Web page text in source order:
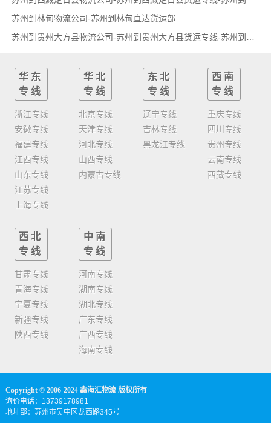
苏州到林甸物流公司-苏州到林甸直达货运部
华东
专线
浙江专线
安徽专线
福建专线
江西专线
山东专线
江苏专线
上海专线
华北
专线
北京专线
天津专线
河北专线
山西专线
内蒙古专线
东北
专线
辽宁专线
吉林专线
黑龙江专线
西南
专线
重庆专线
四川专线
贵州专线
云南专线
西藏专线
西北
专线
甘肃专线
青海专线
宁夏专线
新疆专线
陕西专线
中南
专线
河南专线
湖南专线
湖北专线
广东专线
广西专线
海南专线
Copyright © 2006-2024 鑫海汇物流 版权所有
询价电话：13739178981
地址部：苏州市吴中区龙西路345号